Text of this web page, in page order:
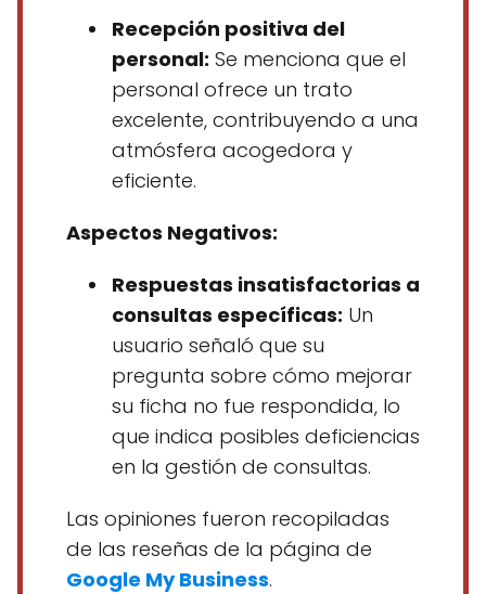
Recepción positiva del
personal: Se menciona que el
personal ofrece un trato
excelente, contribuyendo a una
atmósfera acogedora y
eficiente.
Aspectos Negativos:
Respuestas insatisfactorias a
consultas específicas: Un
usuario señaló que su
pregunta sobre cómo mejorar
su ficha no fue respondida, lo
que indica posibles deficiencias
en la gestión de consultas.
Las opiniones fueron recopiladas
de las reseñas de la página de
Google My Business.